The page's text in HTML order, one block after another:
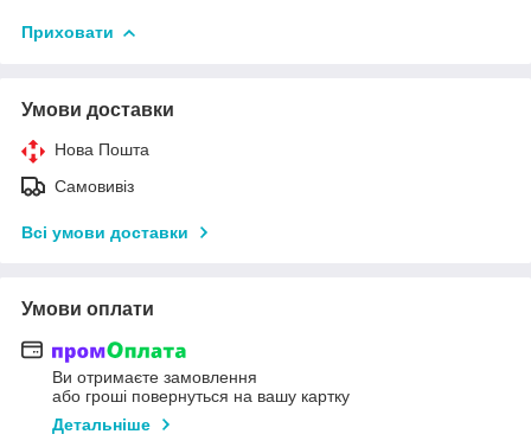
Приховати
Умови доставки
Нова Пошта
Самовивіз
Всі умови доставки
Умови оплати
Ви отримаєте замовлення
або гроші повернуться на вашу картку
Детальніше